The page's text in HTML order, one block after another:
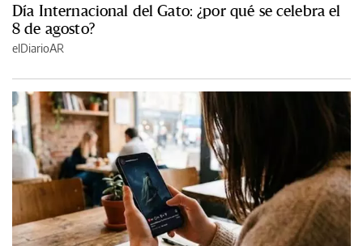
Día Internacional del Gato: ¿por qué se celebra el
8 de agosto?
elDiarioAR